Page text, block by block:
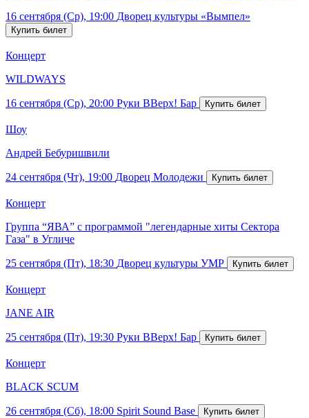
16 сентября (Ср), 19:00 Дворец культуры «Вымпел»
Концерт
WILDWAYS
16 сентября (Ср), 20:00 Руки ВВерх! Бар
Шоу
Андрей Бебуришвили
24 сентября (Чт), 19:00 Дворец Молодежи
Концерт
Группа “ЯВА” с программой "легендарные хиты Сектора
Газа" в Угличе
25 сентября (Пт), 18:30 Дворец культуры УМР
Концерт
JANE AIR
25 сентября (Пт), 19:30 Руки ВВерх! Бар
Концерт
BLACK SCUM
26 сентября (Сб), 18:00 Spirit Sound Base